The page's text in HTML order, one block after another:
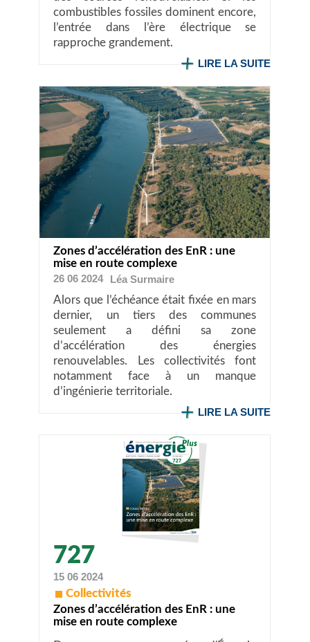
combustibles fossiles dominent encore,
l’entrée dans l’ère électrique se
rapproche grandement.
LIRE LA SUITE
Zones d’accélération des EnR : une
mise en route complexe
26 06 2024
LéaSurmaire
Alors que l’échéance était fixée en mars
dernier, un tiers des communes
seulement a défini sa zone
d’accélération des énergies
renouvelables. Les collectivités font
notamment face à un manque
d’ingénierie territoriale.
LIRE LA SUITE
727
15 06 2024
Collectivités
Zones d’accélération des EnR : une
mise en route complexe